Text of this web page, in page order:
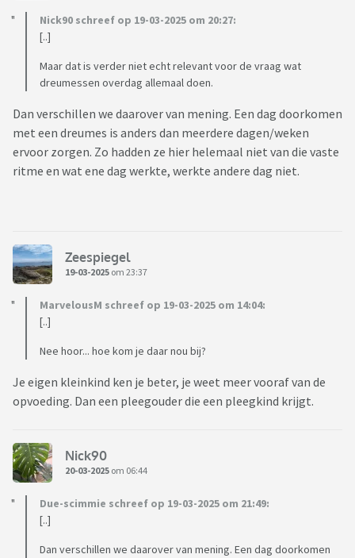
Nick90 schreef op 19-03-2025 om 20:27:
[..]
Maar dat is verder niet echt relevant voor de vraag wat
dreumessen overdag allemaal doen.
Dan verschillen we daarover van mening. Een dag doorkomen
met een dreumes is anders dan meerdere dagen/weken
ervoor zorgen. Zo hadden ze hier helemaal niet van die vaste
ritme en wat ene dag werkte, werkte andere dag niet.
Zeespiegel
19-03-2025 om 23:37
MarvelousM schreef op 19-03-2025 om 14:04:
[..]
Nee hoor... hoe kom je daar nou bij?
Je eigen kleinkind ken je beter, je weet meer vooraf van de
opvoeding. Dan een pleegouder die een pleegkind krijgt.
Nick90
20-03-2025 om 06:44
Due-scimmie schreef op 19-03-2025 om 21:49:
[..]
Dan verschillen we daarover van mening. Een dag doorkomen